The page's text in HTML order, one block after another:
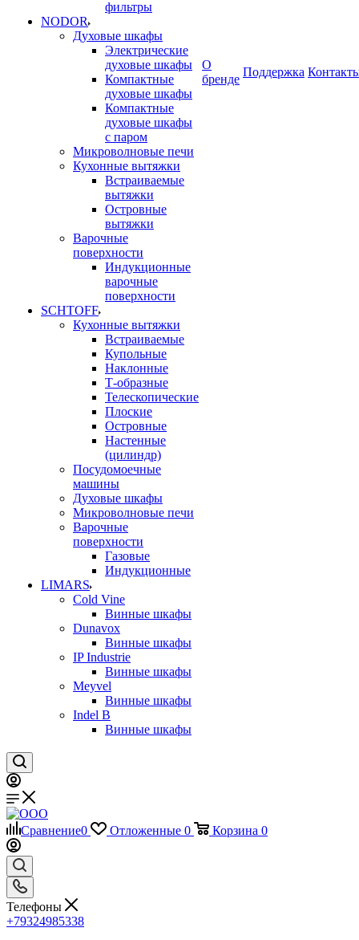
фильтры
NODOR
Духовые шкафы
Электрические
духовые шкафы
Компактные
духовые шкафы
Компактные
духовые шкафы
с паром
Микроволновые печи
Кухонные вытяжки
Встраиваемые
вытяжки
Островные
вытяжки
Варочные
поверхности
Индукционные
варочные
поверхности
SCHTOFF
Кухонные вытяжки
Встраиваемые
Купольные
Наклонные
Т-образные
Телескопические
Плоские
Островные
Настенные
(цилиндр)
Посудомоечные
машины
Духовые шкафы
Микроволновые печи
Варочные
поверхности
Газовые
Индукционные
LIMARS
Cold Vine
Винные шкафы
Dunavox
Винные шкафы
IP Industrie
Винные шкафы
Meyvel
Винные шкафы
Indel B
Винные шкафы
О
бренде
Поддержка
Сравнение0 Отложенные 0 Корзина 0
Телефоны
+79324985338